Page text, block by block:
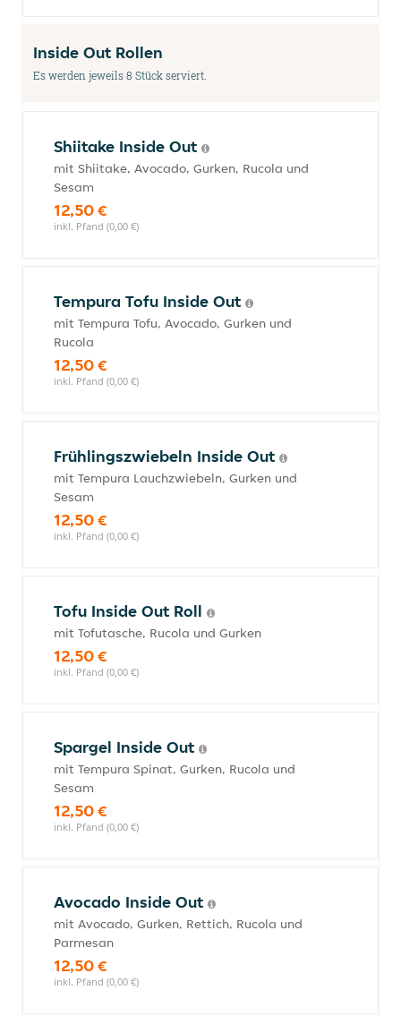
Inside Out Rollen
Es werden jeweils 8 Stück serviert.
Shiitake Inside Out
mit Shiitake, Avocado, Gurken, Rucola und
Sesam
12,50 €
inkl. Pfand (0,00 €)
Tempura Tofu Inside Out
mit Tempura Tofu, Avocado, Gurken und
Rucola
12,50 €
inkl. Pfand (0,00 €)
Frühlingszwiebeln Inside Out
mit Tempura Lauchzwiebeln, Gurken und
Sesam
12,50 €
inkl. Pfand (0,00 €)
Tofu Inside Out Roll
mit Tofutasche, Rucola und Gurken
12,50 €
inkl. Pfand (0,00 €)
Spargel Inside Out
mit Tempura Spinat, Gurken, Rucola und
Sesam
12,50 €
inkl. Pfand (0,00 €)
Avocado Inside Out
mit Avocado, Gurken, Rettich, Rucola und
Parmesan
12,50 €
inkl. Pfand (0,00 €)